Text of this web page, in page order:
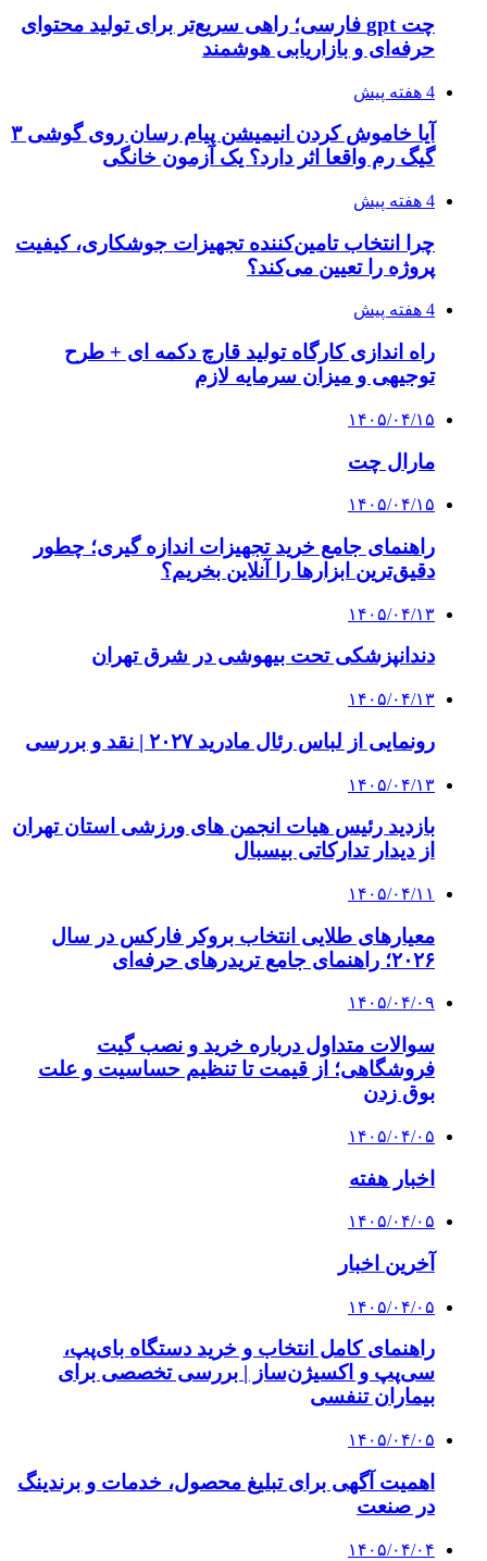
چت gpt فارسی؛ راهی سریع‌تر برای تولید محتوای
حرفه‌ای و بازاریابی هوشمند
4 هفته پیش
آیا خاموش کردن انیمیشن پیام رسان روی گوشی ۳
گیگ رم واقعا اثر دارد؟ یک آزمون خانگی
4 هفته پیش
چرا انتخاب تامین‌کننده تجهیزات جوشکاری، کیفیت
پروژه را تعیین می‌کند؟
4 هفته پیش
راه اندازی کارگاه تولید قارچ دکمه ای + طرح
توجیهی و میزان سرمایه لازم
۱۴۰۵/۰۴/۱۵
مارال چت
۱۴۰۵/۰۴/۱۵
راهنمای جامع خرید تجهیزات اندازه گیری؛ چطور
دقیق‌ترین ابزارها را آنلاین بخریم؟
۱۴۰۵/۰۴/۱۳
دندانپزشکی تحت بیهوشی در شرق تهران
۱۴۰۵/۰۴/۱۳
رونمایی از لباس رئال مادرید ۲۰۲۷ | نقد و بررسی
۱۴۰۵/۰۴/۱۳
بازدید رئیس هیات انجمن های ورزشی استان تهران
از دیدار تدارکاتی بیسبال
۱۴۰۵/۰۴/۱۱
معیارهای طلایی انتخاب بروکر فارکس در سال
۲۰۲۶؛ راهنمای جامع تریدرهای حرفه‌ای
۱۴۰۵/۰۴/۰۹
سوالات متداول درباره خرید و نصب گیت
فروشگاهی؛ از قیمت تا تنظیم حساسیت و علت
بوق زدن
۱۴۰۵/۰۴/۰۵
اخبار هفته
۱۴۰۵/۰۴/۰۵
آخرین اخبار
۱۴۰۵/۰۴/۰۵
راهنمای کامل انتخاب و خرید دستگاه بای‌پپ،
سی‌پپ و اکسیژن‌ساز | بررسی تخصصی برای
بیماران تنفسی
۱۴۰۵/۰۴/۰۵
اهمیت آگهی برای تبلیغ محصول، خدمات و برندینگ
در صنعت
۱۴۰۵/۰۴/۰۴